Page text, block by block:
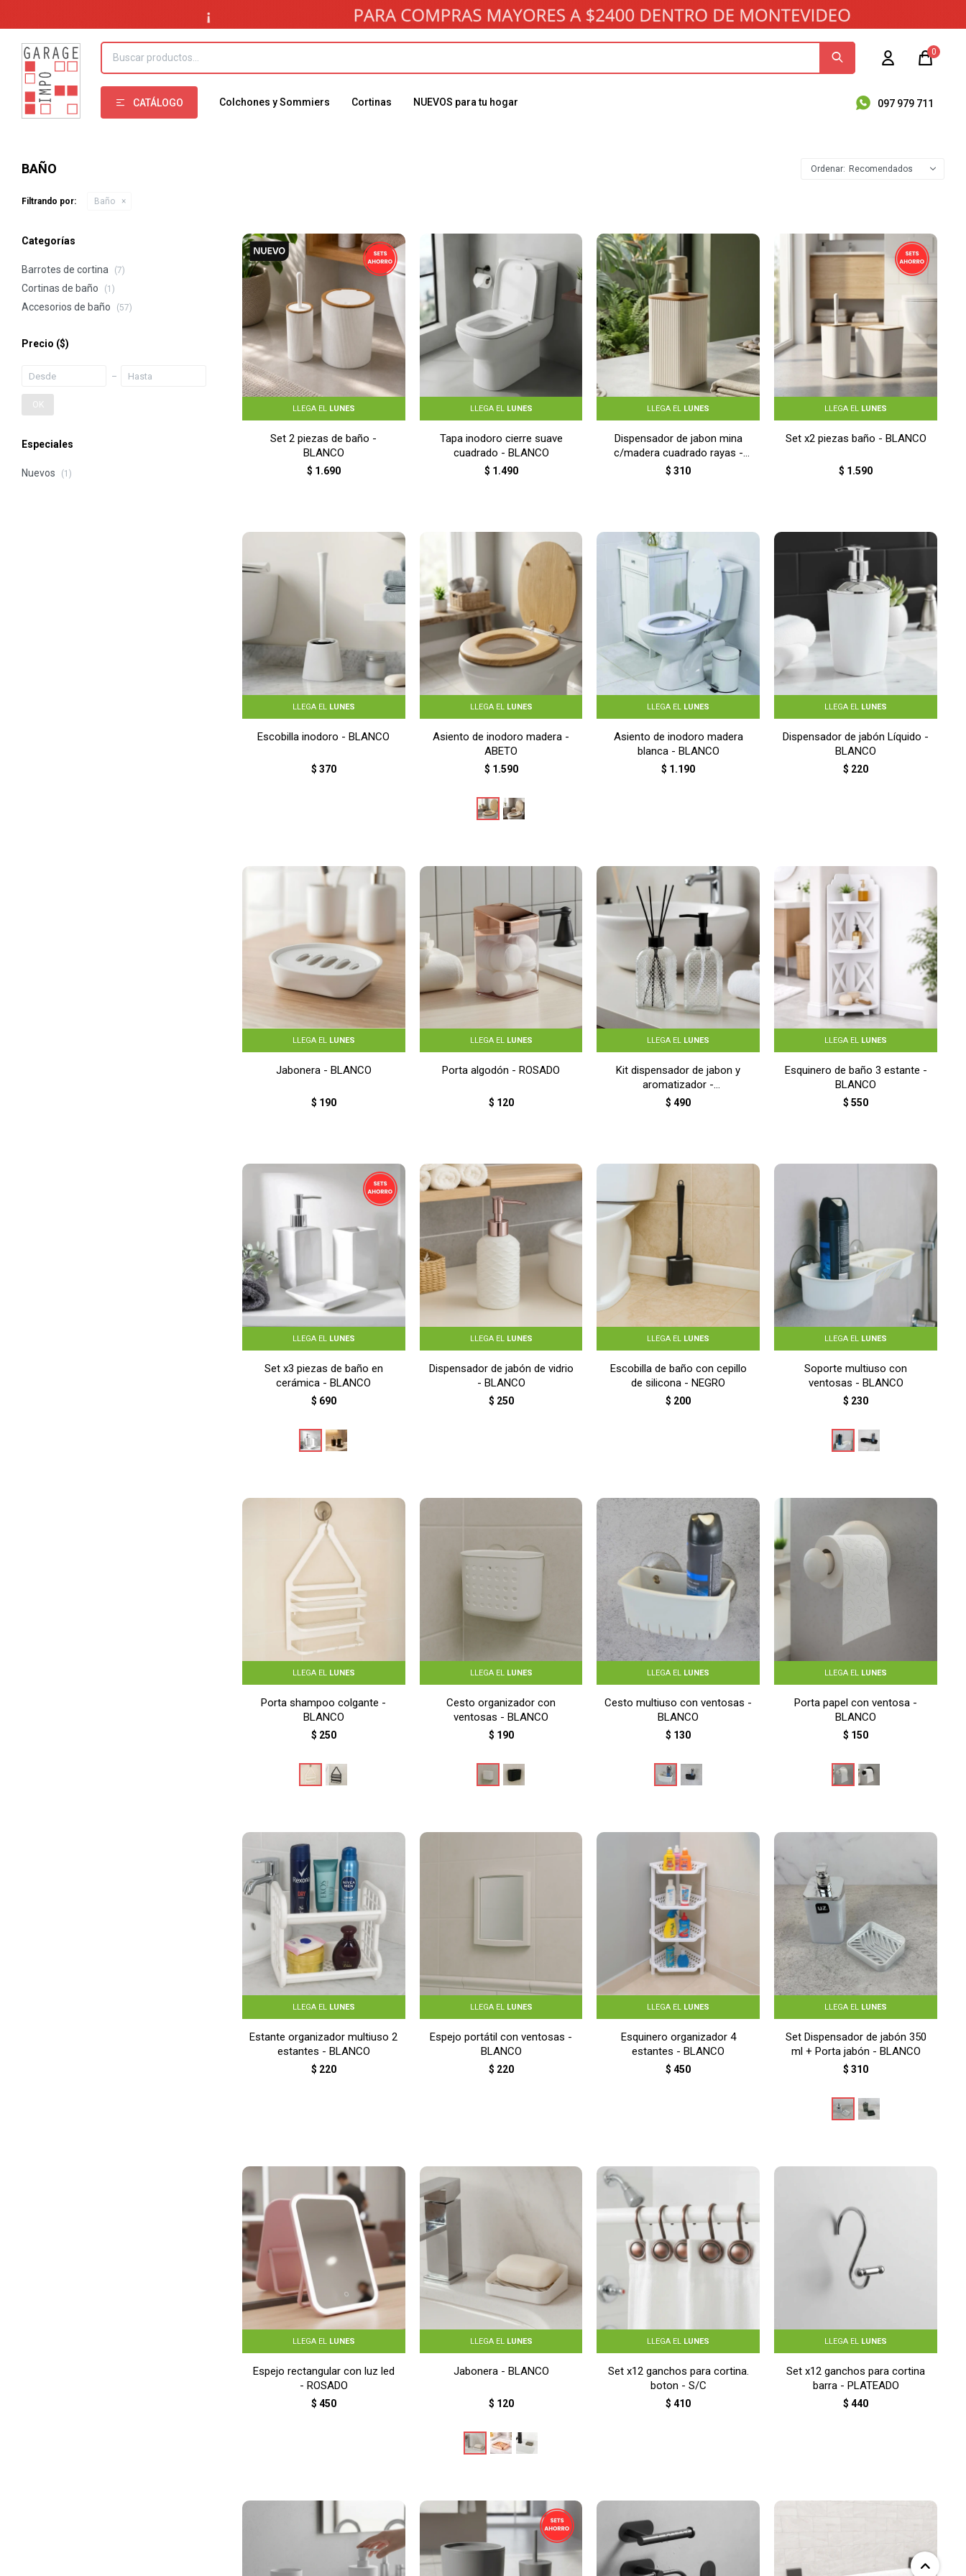
CATÁLOGO Colchones y Sommiers Cortinas NUEVOS para tu hogar 097 979 711
0
BAÑO Recomendados
Filtrando por: Baño
LLEGA EL LUNES
Set 2 piezas de baño -
BLANCO
$ 1.690
LLEGA EL LUNES
Tapa inodoro cierre suave
cuadrado - BLANCO
$ 1.490
LLEGA EL LUNES
Dispensador de jabon mina
c/madera cuadrado rayas -
BLANCO
$ 310
LLEGA EL LUNES
Set x2 piezas baño - BLANCO
$ 1.590
LLEGA EL LUNES
Escobilla inodoro - BLANCO
$ 370
LLEGA EL LUNES
Asiento de inodoro madera -
ABETO
$ 1.590
LLEGA EL LUNES
Asiento de inodoro madera
blanca - BLANCO
$ 1.190
LLEGA EL LUNES
Dispensador de jabón Líquido -
BLANCO
$ 220
LLEGA EL LUNES
Jabonera - BLANCO
$ 190
LLEGA EL LUNES
Porta algodón - ROSADO
$ 120
LLEGA EL LUNES
Kit dispensador de jabon y
aromatizador -
TRANSPARENTE
$ 490
LLEGA EL LUNES
Esquinero de baño 3 estante -
BLANCO
$ 550
LLEGA EL LUNES
Set x3 piezas de baño en
cerámica - BLANCO
$ 690
LLEGA EL LUNES
Dispensador de jabón de vidrio
- BLANCO
$ 250
LLEGA EL LUNES
Escobilla de baño con cepillo
de silicona - NEGRO
$ 200
LLEGA EL LUNES
Soporte multiuso con
ventosas - BLANCO
$ 230
LLEGA EL LUNES
Porta shampoo colgante -
BLANCO
$ 250
LLEGA EL LUNES
Cesto organizador con
ventosas - BLANCO
$ 190
LLEGA EL LUNES
Cesto multiuso con ventosas -
BLANCO
$ 130
LLEGA EL LUNES
Porta papel con ventosa -
BLANCO
$ 150
LLEGA EL LUNES
Estante organizador multiuso 2
estantes - BLANCO
$ 220
LLEGA EL LUNES
Espejo portátil con ventosas -
BLANCO
$ 220
LLEGA EL LUNES
Esquinero organizador 4
estantes - BLANCO
$ 450
LLEGA EL LUNES
Set Dispensador de jabón 350
ml + Porta jabón - BLANCO
$ 310
LLEGA EL LUNES
Espejo rectangular con luz led
- ROSADO
$ 450
LLEGA EL LUNES
Jabonera - BLANCO
$ 120
LLEGA EL LUNES
Set x12 ganchos para cortina.
boton - S/C
$ 410
LLEGA EL LUNES
Set x12 ganchos para cortina
barra - PLATEADO
$ 440
Categorías
Barrotes de cortina (7)
Cortinas de baño (1)
Accesorios de baño (57)
Precio ($)
OK
Especiales
Nuevos (1)